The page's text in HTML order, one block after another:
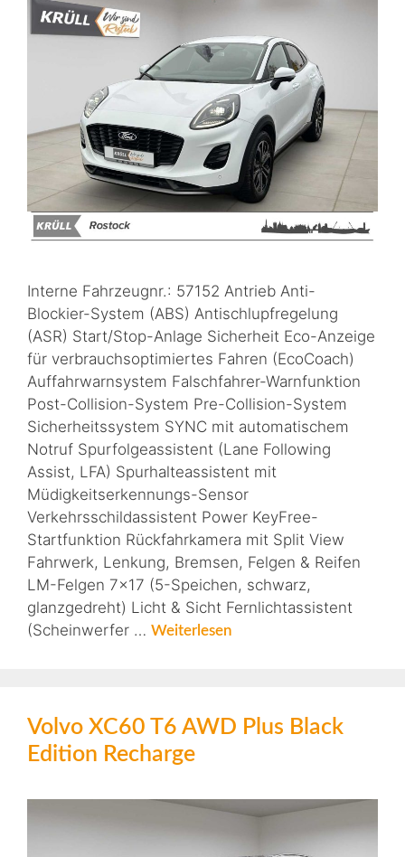
Interne Fahrzeugnr.: 57152 Antrieb Anti-
Blockier-System (ABS) Antischlupfregelung
(ASR) Start/Stop-Anlage Sicherheit Eco-Anzeige
für verbrauchsoptimiertes Fahren (EcoCoach)
Auffahrwarnsystem Falschfahrer-Warnfunktion
Post-Collision-System Pre-Collision-System
Sicherheitssystem SYNC mit automatischem
Notruf Spurfolgeassistent (Lane Following
Assist, LFA) Spurhalteassistent mit
Müdigkeitserkennungs-Sensor
Verkehrsschildassistent Power KeyFree-
Startfunktion Rückfahrkamera mit Split View
Fahrwerk, Lenkung, Bremsen, Felgen & Reifen
LM-Felgen 7×17 (5-Speichen, schwarz,
glanzgedreht) Licht & Sicht Fernlichtassistent
(Scheinwerfer … Weiterlesen
Volvo XC60 T6 AWD Plus Black
Edition Recharge